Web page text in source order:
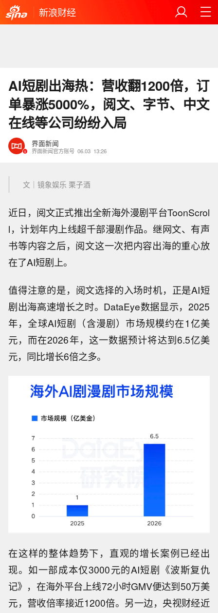
新浪财经
AI短剧出海热：营收翻1200倍，订
单暴涨5000%，阅文、字节、中文
在线等公司纷纷入局
界面新闻
界面新闻官方账号 06.03 13:26
文｜镜象娱乐 栗子酒
近日，阅文正式推出全新海外漫剧平台ToonScrol
l，计划年内上线超千部漫剧作品。继网文、有声
书等内容之后，阅文这一次把内容出海的重心放
在了AI短剧上。
值得注意的是，阅文选择的入场时机，正是AI短
剧出海高速增长之时。DataEye数据显示，2025
年，全球AI短剧（含漫剧）市场规模约在1亿美
元，而在2026年，这一数据预计将达到6.5亿美
元，同比增长6倍之多。
在这样的整体趋势下，直观的增长案例已经出
现。如一部成本仅3000元的AI短剧《波斯复仇
记》，在海外平台上线72小时GMV便达到50万美
元，营收倍率接近1200倍。另一边，央视财经近